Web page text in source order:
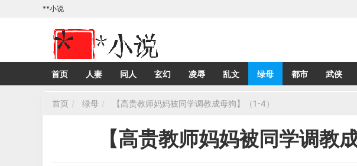
**小说
首页 人妻 同人 玄幻 凌辱 乱文 绿母 都市 武侠
首页 绿母 【高贵教师妈妈被同学调教成母狗】（1-4）
【高贵教师妈妈被同学调教